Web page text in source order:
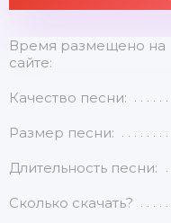
Время размещено на
сайте:
Качество песни:
Размер песни:
Длительность песни:
Сколько скачать?